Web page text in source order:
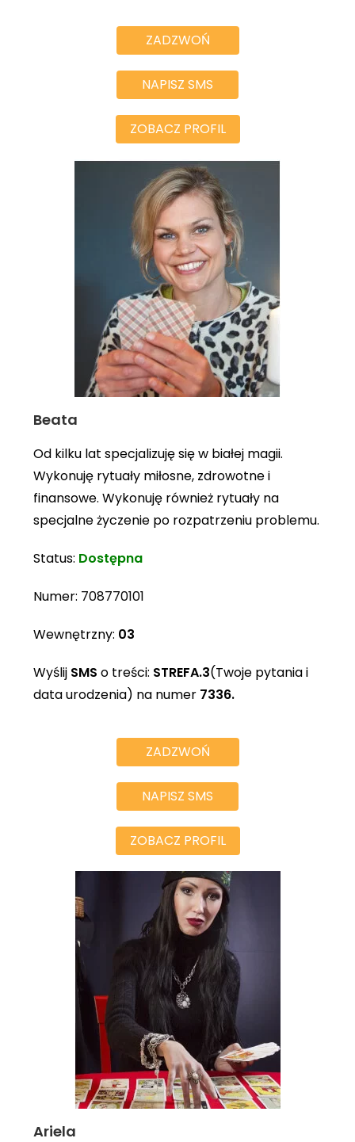
ZADZWOŃ
NAPISZ SMS
ZOBACZ PROFIL
Beata
Od kilku lat specjalizuję się w białej magii.
Wykonuję rytuały miłosne, zdrowotne i
finansowe. Wykonuję również rytuały na
specjalne życzenie po rozpatrzeniu problemu.
Status: Dostępna
Numer: 708770101
Wewnętrzny: 03
Wyślij SMS o treści: STREFA.3(Twoje pytania i
data urodzenia) na numer 7336.
ZADZWOŃ
NAPISZ SMS
ZOBACZ PROFIL
Ariela